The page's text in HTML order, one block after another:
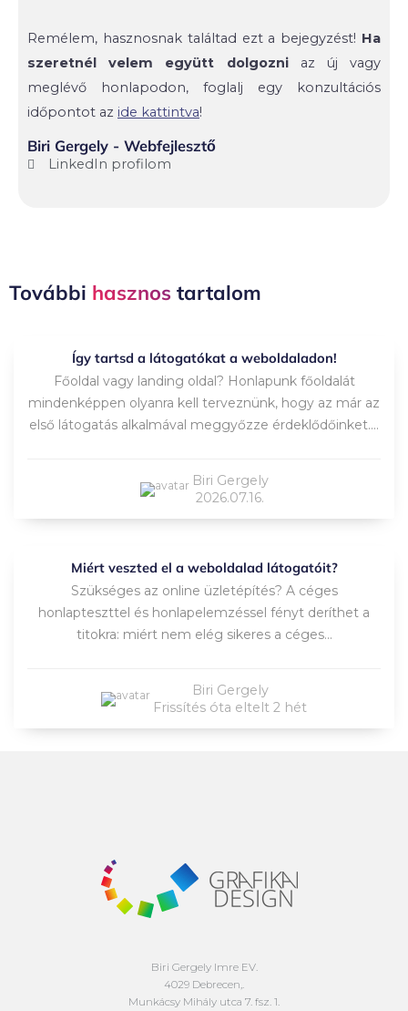
Remélem, hasznosnak találtad ezt a bejegyzést! Ha
szeretnél velem együtt dolgozni az új vagy
meglévő honlapodon, foglalj egy konzultációs
időpontot az ide kattintva!
Biri Gergely - Webfejlesztő
LinkedIn profilom
További hasznos tartalom
Így tartsd a látogatókat a weboldaladon!
Főoldal vagy landing oldal? Honlapunk főoldalát
mindenképpen olyanra kell terveznünk, hogy az már az
első látogatás alkalmával meggyőzze érdeklődőinket....
Biri Gergely
2026.07.16.
Miért veszted el a weboldalad látogatóit?
Szükséges az online üzletépítés? A céges
honlapteszttel és honlapelemzéssel fényt deríthet a
titokra: miért nem elég sikeres a céges...
Biri Gergely
Frissítés óta eltelt 2 hét
Biri Gergely Imre EV.
4029 Debrecen,.
Munkácsy Mihály utca 7. fsz. 1.